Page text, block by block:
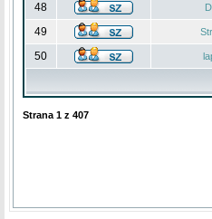
48
49
50
Strana 1 z 407